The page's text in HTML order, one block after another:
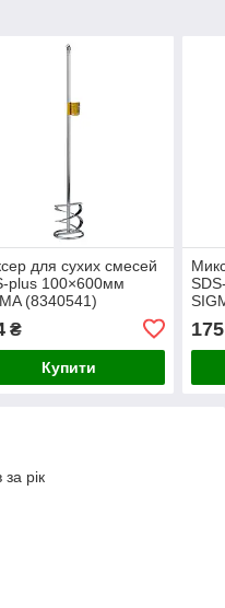
для сухих смесей
plus 100×600мм
(8340541)
₴
Купити
175
рік